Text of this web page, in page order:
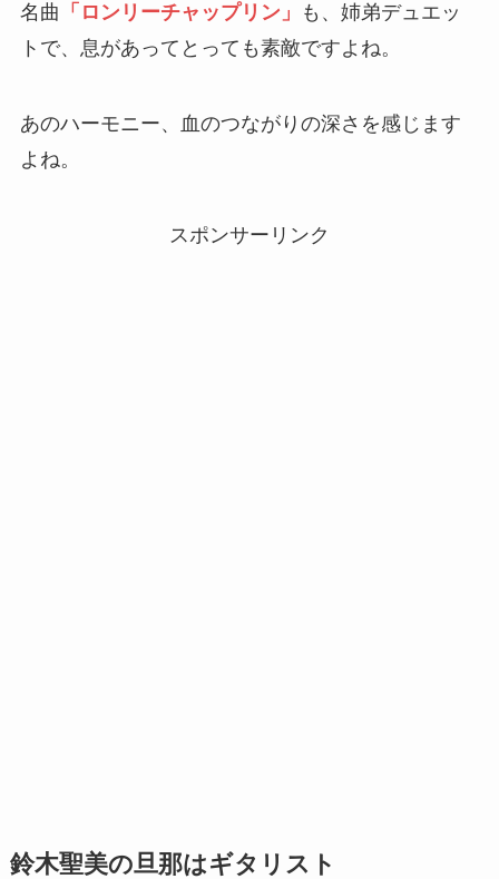
名曲 「ロンリーチャップリン」
も、姉弟デュエッ
トで、息があってとっても素敵ですよね。
あのハーモニー、血のつながりの深さを感じます
よね。
スポンサーリンク
鈴木聖美の旦那はギタリスト